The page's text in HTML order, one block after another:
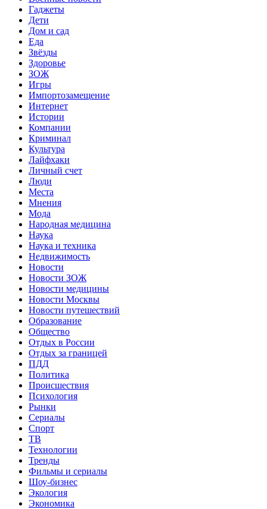
Гаджеты
Дети
Дом и сад
Еда
Звёзды
Здоровье
ЗОЖ
Игры
Импортозамещение
Интернет
Истории
Компании
Криминал
Культура
Лайфхаки
Личный счет
Люди
Места
Мнения
Мода
Народная медицина
Наука
Наука и техника
Недвижимость
Новости
Новости ЗОЖ
Новости медицины
Новости Москвы
Новости путешествий
Образование
Общество
Отдых в России
Отдых за границей
ПДД
Политика
Происшествия
Психология
Рынки
Сериалы
Спорт
ТВ
Технологии
Тренды
Фильмы и сериалы
Шоу-бизнес
Экология
Экономика